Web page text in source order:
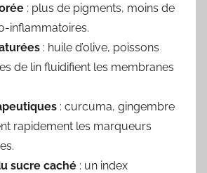
: plus de pigments, moins de
inflammatoires.
: huile d’olive, poissons
de lin fluidifient les membranes
: curcuma, gingembre
rapidement les marqueurs
sucre caché : un index